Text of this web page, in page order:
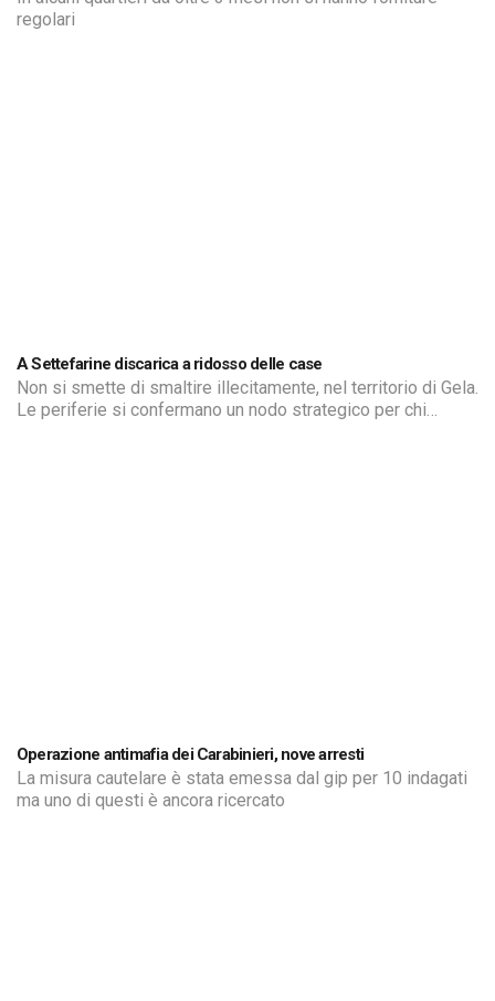
regolari
A Settefarine discarica a ridosso delle case
Non si smette di smaltire illecitamente, nel territorio di Gela.
Le periferie si confermano un nodo strategico per chi
Operazione antimafia dei Carabinieri, nove arresti
La misura cautelare è stata emessa dal gip per 10 indagati
ma uno di questi è ancora ricercato